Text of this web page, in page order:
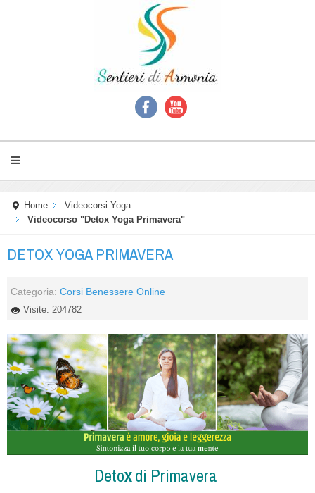
Home
Videocorsi Yoga
Videocorso "Detox Yoga Primavera"
DETOX YOGA PRIMAVERA
Categoria: Corsi Benessere Online
Visite: 204782
Detoxdi Primavera